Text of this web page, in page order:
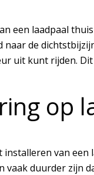
een laadpaal
de
uit kunt rijden.
op
van
vaak duurder zijn